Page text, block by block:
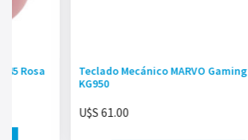
Rosa
Teclado Mecánico MARVO Gaming
KG950
U$S 61.00